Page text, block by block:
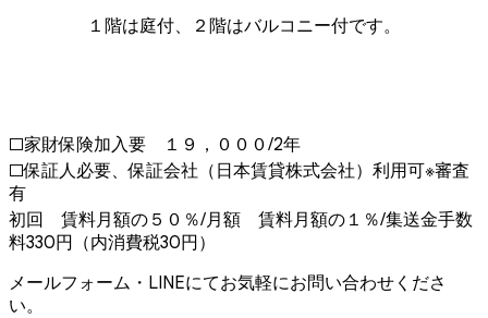
１階は庭付、２階はバルコニー付です。
□家財保険加入要 １９，０００/2年
□保証人必要、保証会社（日本賃貸株式会社）利用可※審査
有
初回 賃料月額の５０％/月額 賃料月額の１％/集送金手数
料330円（内消費税30円）
メールフォーム・LINEにてお気軽にお問い合わせくださ
い。